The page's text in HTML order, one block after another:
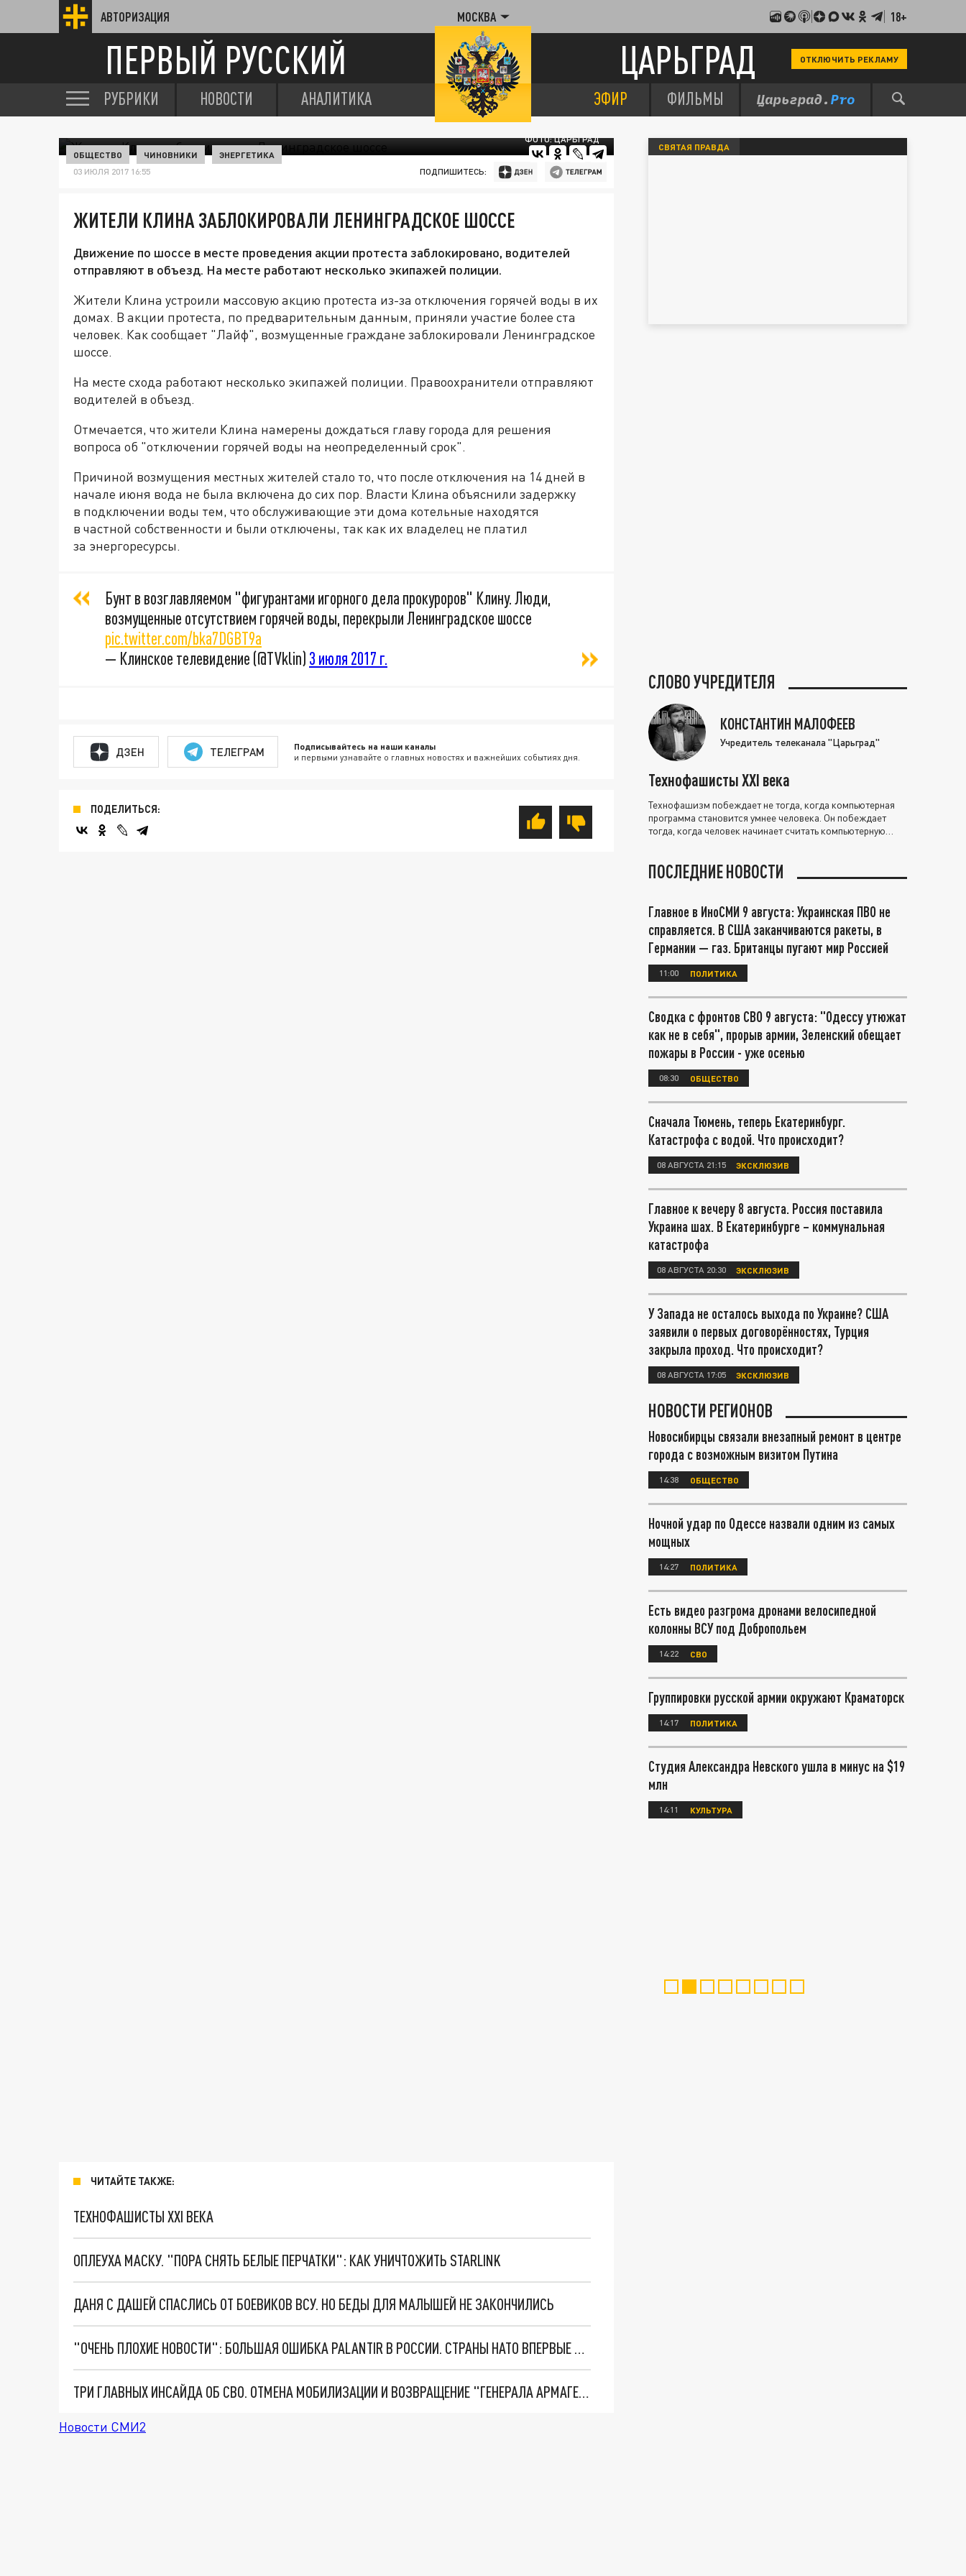
АВТОРИЗАЦИЯ МОСКВА 18+
ПЕРВЫЙ РУССКИЙ ЦАРЬГРАД ОТКЛЮЧИТЬ РЕКЛАМУ
РУБРИКИ НОВОСТИ АНАЛИТИКА ЭФИР ФИЛЬМЫ
ФОТО: ЦАРЬГРАД
ОБЩЕСТВО ЧИНОВНИКИ ЭНЕРГЕТИКА
03 ИЮЛЯ 2017 16:55 ПОДПИШИТЕСЬ:
ЖИТЕЛИ КЛИНА ЗАБЛОКИРОВАЛИ ЛЕНИНГРАДСКОЕ ШОССЕ
Движение по шоссе в месте проведения акции протеста заблокировано, водителей
отправляют в объезд. На месте работают несколько экипажей полиции.
Жители Клина устроили массовую акцию протеста из-за отключения горячей воды в их
домах. В акции протеста, по предварительным данным, приняли участие более ста
человек. Как сообщает "Лайф", возмущенные граждане заблокировали Ленинградское
шоссе.
На месте схода работают несколько экипажей полиции. Правоохранители отправляют
водителей в объезд.
Отмечается, что жители Клина намерены дождаться главу города для решения
вопроса об "отключении горячей воды на неопределенный срок".
Причиной возмущения местных жителей стало то, что после отключения на 14 дней в
начале июня вода не была включена до сих пор. Власти Клина объяснили задержку
в подключении воды тем, что обслуживающие эти дома котельные находятся
в частной собственности и были отключены, так как их владелец не платил
за энергоресурсы.
Бунт в возглавляемом "фигурантами игорного дела прокуроров" Клину. Люди,
возмущенные отсутствием горячей воды, перекрыли Ленинградское шоссе
pic.twitter.com/bka7DGBT9a
— Клинское телевидение (@TVklin) 3 июля 2017 г.
ДЗЕН ТЕЛЕГРАМ Подписывайтесь на наши каналы
и первыми узнавайте о главных новостях и важнейших событиях дня.
ПОДЕЛИТЬСЯ:
ЧИТАЙТЕ ТАКЖЕ:
ТЕХНОФАШИСТЫ XXI ВЕКА
ОПЛЕУХА МАСКУ. "ПОРА СНЯТЬ БЕЛЫЕ ПЕРЧАТКИ": КАК УНИЧТОЖИТЬ STARLINK
ДАНЯ С ДАШЕЙ СПАСЛИСЬ ОТ БОЕВИКОВ ВСУ. НО БЕДЫ ДЛЯ МАЛЫШЕЙ НЕ ЗАКОНЧИЛИСЬ
"ОЧЕНЬ ПЛОХИЕ НОВОСТИ": БОЛЬШАЯ ОШИБКА PALANTIR В РОССИИ. СТРАНЫ НАТО ВПЕРВЫЕ ЗА СВО ОСТАНОВИЛИ ПОСТАВКИ ОРУЖИЯ. ВСУ ТЕРЯЮТ ПРИГРАНИЧЬЕ?
ТРИ ГЛАВНЫХ ИНСАЙДА ОБ СВО. ОТМЕНА МОБИЛИЗАЦИИ И ВОЗВРАЩЕНИЕ "ГЕНЕРАЛА АРМАГЕДДОНА"? ОТЛИЧНЫЕ НОВОСТИ, КОТОРЫЕ ЖДАЛИ ВСЕ
Новости СМИ2
СВЯТАЯ ПРАВДА
СЛОВО УЧРЕДИТЕЛЯ
КОНСТАНТИН МАЛОФЕЕВ
Учредитель телеканала "Царьград"
Технофашисты XXI века
Технофашизм побеждает не тогда, когда компьютерная
программа становится умнее человека. Он побеждает
тогда, когда человек начинает считать компьютерную
ПОСЛЕДНИЕ НОВОСТИ
Главное в ИноСМИ 9 августа: Украинская ПВО не
справляется. В США заканчиваются ракеты, в
Германии — газ. Британцы пугают мир Россией
11:00 ПОЛИТИКА
Сводка с фронтов СВО 9 августа: "Одессу утюжат
как не в себя", прорыв армии, Зеленский обещает
пожары в России - уже осенью
08:30 ОБЩЕСТВО
Сначала Тюмень, теперь Екатеринбург.
Катастрофа с водой. Что происходит?
08 АВГУСТА 21:15 ЭКСКЛЮЗИВ
Главное к вечеру 8 августа. Россия поставила
Украина шах. В Екатеринбурге – коммунальная
катастрофа
08 АВГУСТА 20:30 ЭКСКЛЮЗИВ
У Запада не осталось выхода по Украине? США
заявили о первых договорённостях, Турция
закрыла проход. Что происходит?
08 АВГУСТА 17:05 ЭКСКЛЮЗИВ
НОВОСТИ РЕГИОНОВ
Новосибирцы связали внезапный ремонт в центре
города с возможным визитом Путина
14:38 ОБЩЕСТВО
Ночной удар по Одессе назвали одним из самых
мощных
14:27 ПОЛИТИКА
Есть видео разгрома дронами велосипедной
колонны ВСУ под Добропольем
14:22 СВО
Группировки русской армии окружают Краматорск
14:17 ПОЛИТИКА
Студия Александра Невского ушла в минус на $19
млн
14:11 КУЛЬТУРА